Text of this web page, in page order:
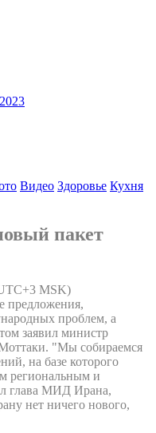
Видео Здоровье Кухня
пакет
MSK)
предложения,
проблем, а
заявил министр
"Мы собираемся
на базе которого
региональным и
глава МИД Ирана,
нет ничего нового,